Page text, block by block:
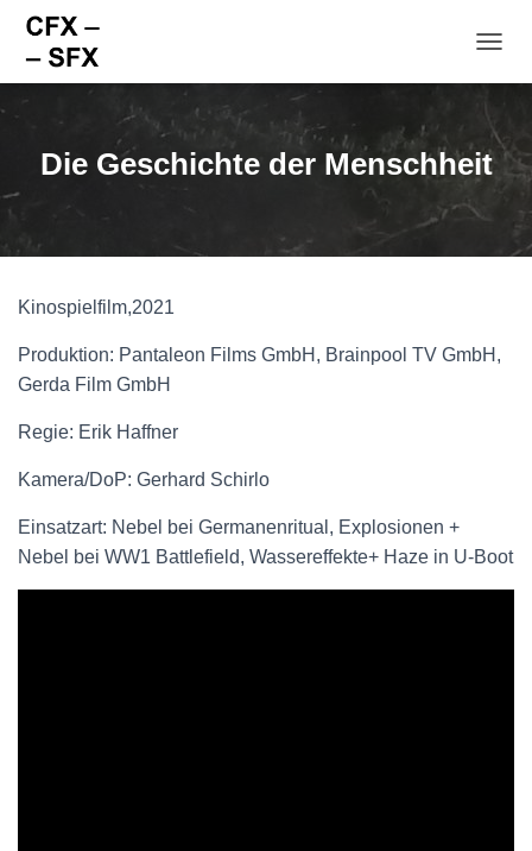
Die Geschichte der Menschheit
Kinospielfilm,2021
Produktion: Pantaleon Films GmbH, Brainpool TV GmbH,
Gerda Film GmbH
Regie: Erik Haffner
Kamera/DoP: Gerhard Schirlo
Einsatzart: Nebel bei Germanenritual, Explosionen +
Nebel bei WW1 Battlefield, Wassereffekte+ Haze in U-Boot